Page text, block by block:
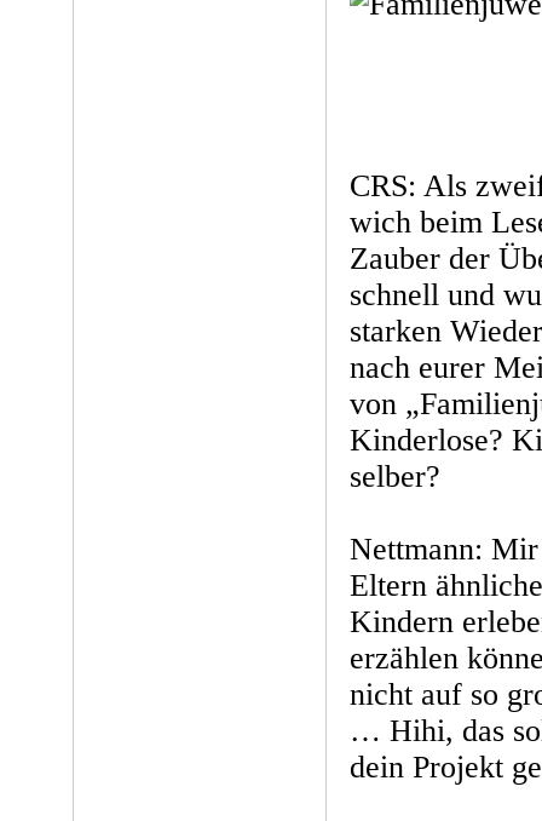
CRS: Als
wich beim
Zauber der
schnell und
starken
nach eurer
von
Kinderlose?
selber?
Nettmann:
Eltern
Kindern
erzählen
nicht auf so
… Hihi, das
dein Projekt